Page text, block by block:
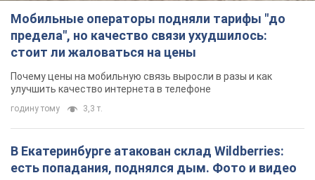
Мобильные операторы подняли тарифы "до
предела", но качество связи ухудшилось:
стоит ли жаловаться на цены
Почему цены на мобильную связь выросли в разы и как
улучшить качество интернета в телефоне
годину тому 3,3 т.
В Екатеринбурге атакован склад Wildberries:
есть попадания, поднялся дым. Фото и видео